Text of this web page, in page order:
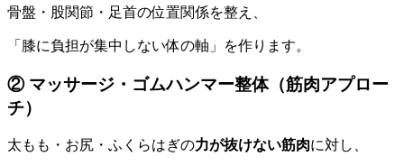
骨盤・股関節・足首の位置関係を整え、
「膝に負担が集中しない体の軸」を作ります。
② マッサージ・ゴムハンマー整体（筋肉アプロー
チ）
太もも・お尻・ふくらはぎの力が抜けない筋肉に対し、